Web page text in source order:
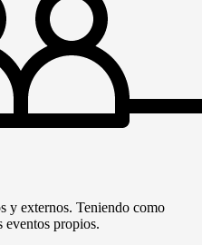
y externos. Teniendo como
eventos propios.